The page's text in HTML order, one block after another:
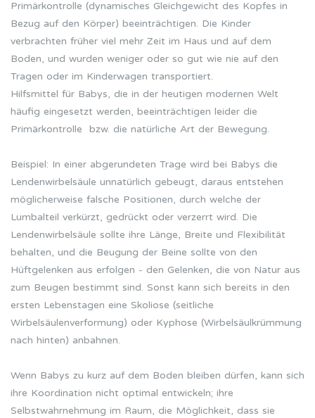
Primärkontrolle (dynamisches Gleichgewicht des Kopfes in
Bezug auf den Körper) beeinträchtigen. Die Kinder
verbrachten früher viel mehr Zeit im Haus und auf dem
Boden, und wurden weniger oder so gut wie nie auf den
Tragen oder im Kinderwagen transportiert.
Hilfsmittel für Babys, die in der heutigen modernen Welt
häufig eingesetzt werden, beeinträchtigen leider die
Primärkontrolle bzw. die natürliche Art der Bewegung.
Beispiel: In einer abgerundeten Trage wird bei Babys die
Lendenwirbelsäule unnatürlich gebeugt, daraus entstehen
möglicherweise falsche Positionen, durch welche der
Lumbalteil verkürzt, gedrückt oder verzerrt wird. Die
Lendenwirbelsäule sollte ihre Länge, Breite und Flexibilität
behalten, und die Beugung der Beine sollte von den
Hüftgelenken aus erfolgen - den Gelenken, die von Natur aus
zum Beugen bestimmt sind. Sonst kann sich bereits in den
ersten Lebenstagen eine Skoliose (seitliche
Wirbelsäulenverformung) oder Kyphose (Wirbelsäulkrümmung
nach hinten) anbahnen.
Wenn Babys zu kurz auf dem Boden bleiben dürfen, kann sich
ihre Koordination nicht optimal entwickeln; ihre
Selbstwahrnehmung im Raum, die Möglichkeit, dass sie